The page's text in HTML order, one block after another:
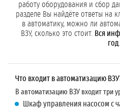
работу оборудования и сбор
разделе Вы найдёте ответы на
в автоматику, можно ли
ВЗУ, сколько это стоит. Вся
год
Что входит в автоматизацию
В автоматизацию ВЗУ входит три
Шкаф управления насосом с